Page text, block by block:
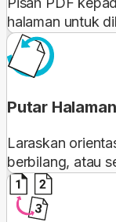
halaman untuk
Putar Halaman
Laraskan
berbilang, atau